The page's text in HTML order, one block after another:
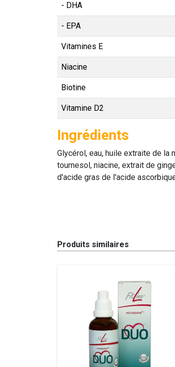
- DHA
- EPA
Vitamines E
Niacine
Biotine
Vitamine D2
Ingrédients
Glycérol, eau, huile extraite de la
tournesol, niacine, extrait de
d'acide gras de l'acide
Produits similaires